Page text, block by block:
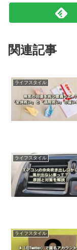
関連記事
ライフスタイル
ライフスタイル
ライフスタイル